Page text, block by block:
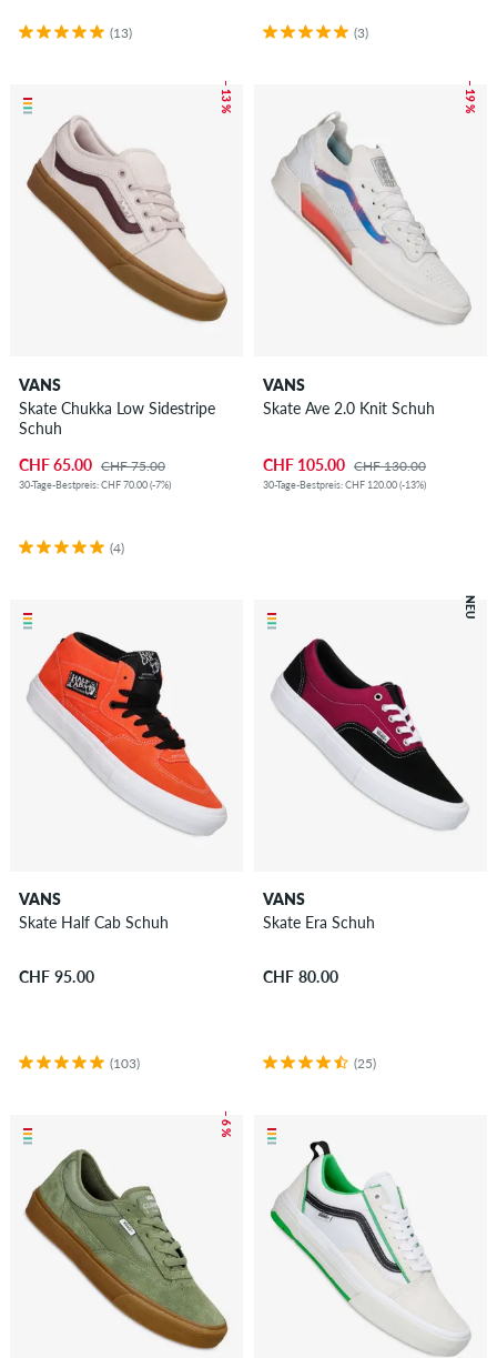
(13) (3)
– 13 %
VANS
Skate Chukka Low Sidestripe
Schuh
CHF 65.00 CHF 75.00
30-Tage-Bestpreis: CHF 70.00 (-7%)
(4)
– 19 %
VANS
Skate Ave 2.0 Knit Schuh
CHF 105.00 CHF 130.00
30-Tage-Bestpreis: CHF 120.00 (-13%)
VANS
Skate Half Cab Schuh
CHF 95.00
(103)
NEU
VANS
Skate Era Schuh
CHF 80.00
(25)
– 6 %